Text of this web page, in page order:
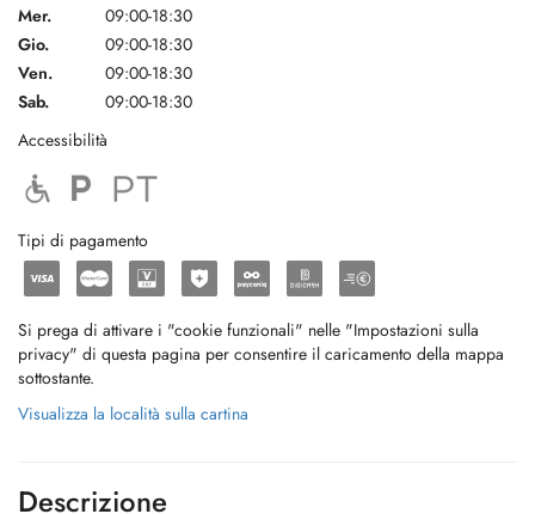
Mer.
09:00-18:30
Gio.
09:00-18:30
Ven.
09:00-18:30
Sab.
09:00-18:30
Accessibilità
Tipi di pagamento
Si prega di attivare i "cookie funzionali" nelle "Impostazioni sulla
privacy" di questa pagina per consentire il caricamento della mappa
sottostante.
Visualizza la località sulla cartina
Descrizione